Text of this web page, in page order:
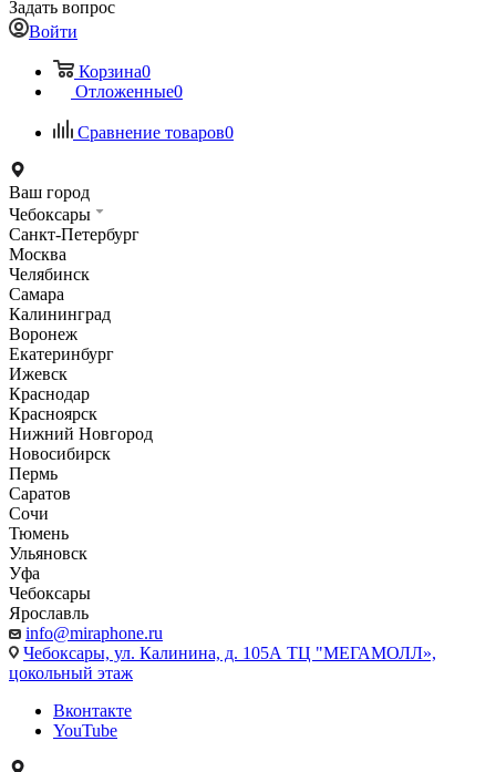
Задать вопрос
Войти
Корзина0
Отложенные0
Сравнение товаров0
Ваш город
Чебоксары
Санкт-Петербург
Москва
Челябинск
Самара
Калининград
Воронеж
Екатеринбург
Ижевск
Краснодар
Красноярск
Нижний Новгород
Новосибирск
Пермь
Саратов
Сочи
Тюмень
Ульяновск
Уфа
Чебоксары
Ярославль
info@miraphone.ru
Чебоксары, ул. Калинина, д. 105А ТЦ "МЕГАМОЛЛ»,
цокольный этаж
Вконтакте
YouTube